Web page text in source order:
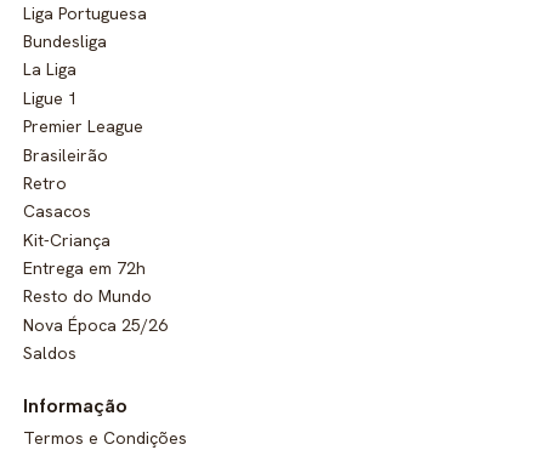
Liga Portuguesa
Bundesliga
La Liga
Ligue 1
Premier League
Brasileirão
Retro
Casacos
Kit-Criança
Entrega em 72h
Resto do Mundo
Nova Época 25/26
Saldos
Informação
Termos e Condições